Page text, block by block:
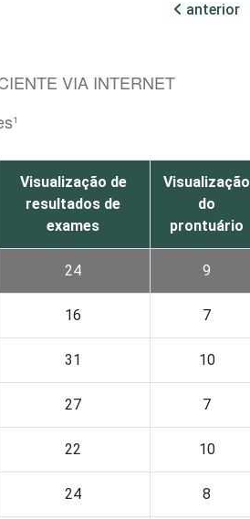
anterior
VIA INTERNET
Visualização de
resultados de
exames
Visualização
do
prontuário
24 9
16 7
31 10
27 7
22 10
24 8